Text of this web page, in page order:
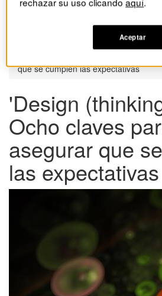
que se cumplen las expectativas
'Design
Ocho claves
asegurar que
las expectativas
Aceptar